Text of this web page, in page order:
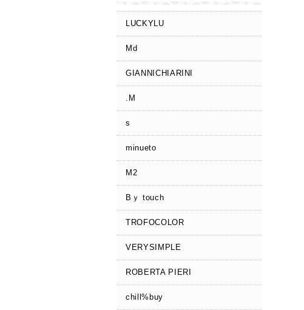
LUCKYLU
Md
GIANNICHIARINI
.M
s
minueto
M2
Bｙ touch
TROFOCOLOR
VERYSIMPLE
ROBERTA PIERI
chill%buy